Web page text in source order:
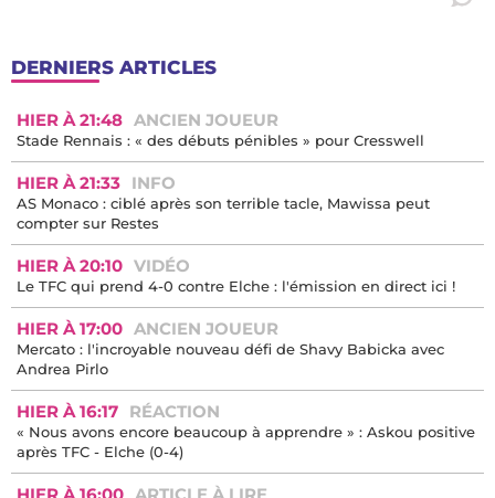
DERNIERS ARTICLES
HIER À 21:48 ANCIEN JOUEUR
Stade Rennais : « des débuts pénibles » pour Cresswell
HIER À 21:33 INFO
AS Monaco : ciblé après son terrible tacle, Mawissa peut
compter sur Restes
HIER À 20:10
Le TFC qui prend 4-0 contre Elche : l'émission en direct ici !
HIER À 17:00 ANCIEN JOUEUR
Mercato : l'incroyable nouveau défi de Shavy Babicka avec
Andrea Pirlo